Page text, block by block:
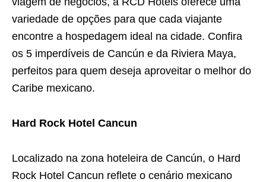
variedade de opções para que cada viajante
encontre a hospedagem ideal na cidade. Confira
os 5 imperdíveis de Cancún e da Riviera Maya,
perfeitos para quem deseja aproveitar o melhor do
Caribe mexicano.
Hard Rock Hotel Cancun
Localizado na zona hoteleira de Cancún, o Hard
Rock Hotel Cancun reflete o cenário mexicano